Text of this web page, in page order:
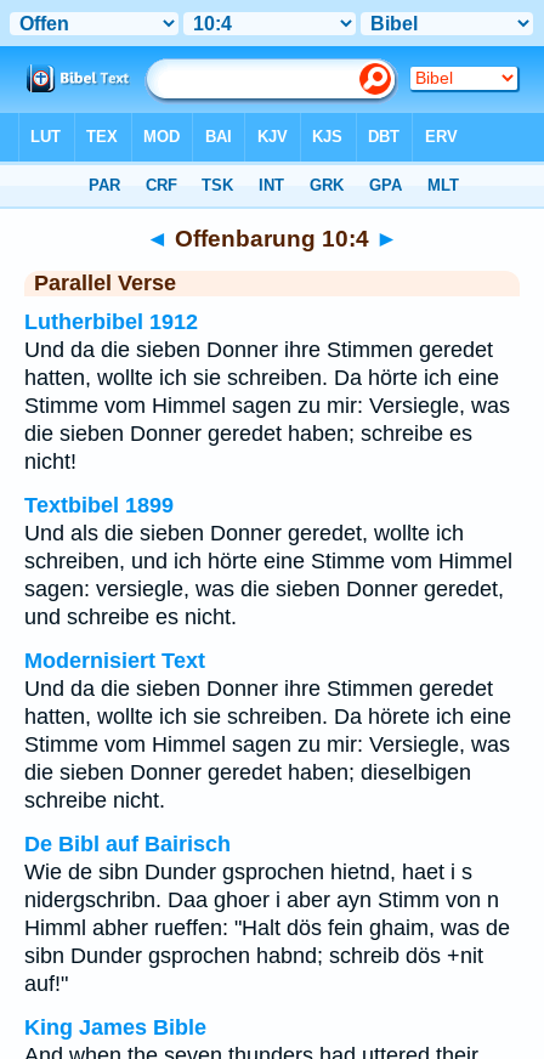
◄ Offenbarung 10:4 ►
Parallel Verse
Lutherbibel 1912
Und da die sieben Donner ihre Stimmen geredet
hatten, wollte ich sie schreiben. Da hörte ich eine
Stimme vom Himmel sagen zu mir: Versiegle, was
die sieben Donner geredet haben; schreibe es
nicht!
Textbibel 1899
Und als die sieben Donner geredet, wollte ich
schreiben, und ich hörte eine Stimme vom Himmel
sagen: versiegle, was die sieben Donner geredet,
und schreibe es nicht.
Modernisiert Text
Und da die sieben Donner ihre Stimmen geredet
hatten, wollte ich sie schreiben. Da hörete ich eine
Stimme vom Himmel sagen zu mir: Versiegle, was
die sieben Donner geredet haben; dieselbigen
schreibe nicht.
De Bibl auf Bairisch
Wie de sibn Dunder gsprochen hietnd, haet i s
nidergschribn. Daa ghoer i aber ayn Stimm von n
Himml abher rueffen: "Halt dös fein ghaim, was de
sibn Dunder gsprochen habnd; schreib dös +nit
auf!"
King James Bible